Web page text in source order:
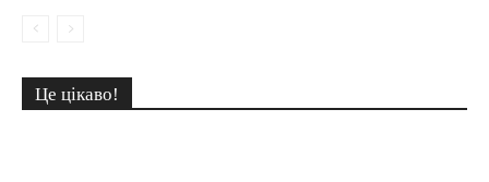
Це цікаво!